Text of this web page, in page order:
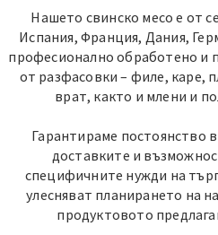
Нашето свинско месо е от
Испания, Франция, Дания,
професионално обработено и
от разфасовки – филе, каре,
врат, както и млени и
Гарантираме постоянство
доставките и
специфичните нужди на
улесняват планирането на
продуктовото